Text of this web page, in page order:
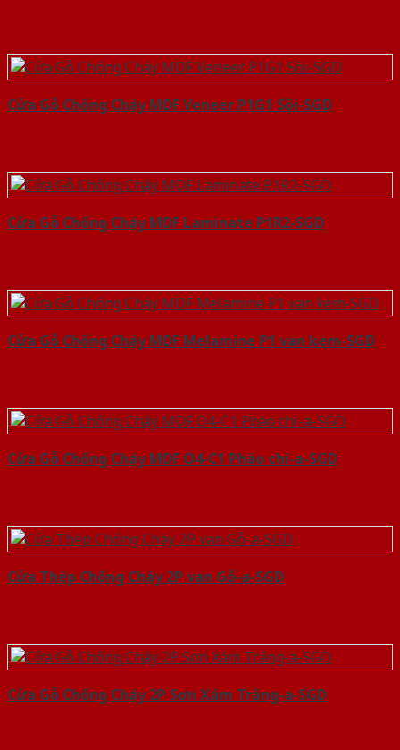
Cửa Gỗ Chống Cháy MDF Veneer P1G1 Sồi-SGD
Cửa Gỗ Chống Cháy MDF Laminate P1R2-SGD
Cửa Gỗ Chống Cháy MDF Melamine P1 van kem-SGD
Cửa Gỗ Chống Cháy MDF O4-C1 Phào chi-a-SGD
Cửa Thép Chống Cháy 2P van Gỗ-a-SGD
Cửa Gỗ Chống Cháy 2P Sơn Xám Trắng-a-SGD